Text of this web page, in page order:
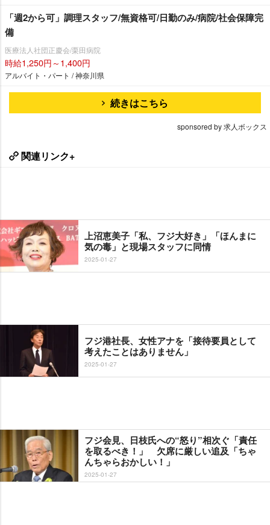
「週2から可」調理スタッフ/無資格可/日勤のみ/病院/社会保障完
備
医療法人社団正慶会/栗田病院
時給1,250円～1,400円
アルバイト・パート / 神奈川県
続きはこちら
sponsored by 求人ボックス
関連リンク+
上沼恵美子「私、フジ大好き」「ほんまに
気の毒」と現場スタッフに同情
2025-01-27
フジ港社長、女性アナを「接待要員として
考えたことはありません」
2025-01-27
フジ会見、日枝氏への“怒り”相次ぐ「責任
を取るべき！」 欠席に厳しい追及「ちゃ
んちゃらおかしい！」
2025-01-27